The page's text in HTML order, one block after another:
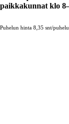
paikkakunnat klo
Puhelun hinta 8,35 snt/